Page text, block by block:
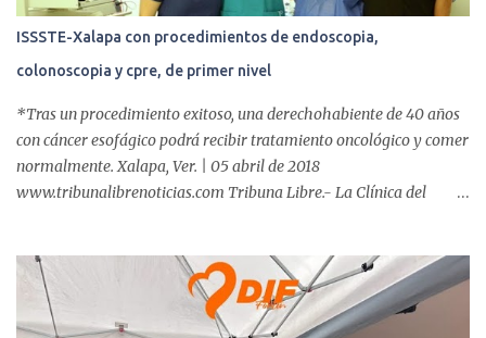
ISSSTE-Xalapa con procedimientos de endoscopia,
colonoscopia y cpre, de primer nivel
*Tras un procedimiento exitoso, una derechohabiente de 40 años
con cáncer esofágico podrá recibir tratamiento oncológico y comer
normalmente. Xalapa, Ver. | 05 abril de 2018
www.tribunalibrenoticias.com Tribuna Libre.- La Clínica del
incluyen endoscopia, colonoscopia y colangiopancreatografía
retrógrada endoscópica (CPRE), con equipo de alta tecnología de
videoendoscopia gástrica y con especialistas certificados. Además